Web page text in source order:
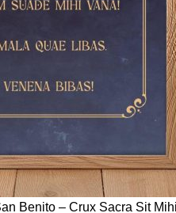
Benito – Crux Sacra Sit